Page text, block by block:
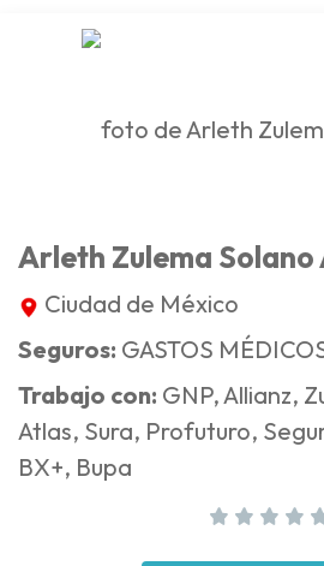
Arleth Zulema Solano
Ciudad de México
Seguros: GASTOS
Trabajo con: GNP, Allianz,
Atlas, Sura, Profuturo,
BX+, Bupa